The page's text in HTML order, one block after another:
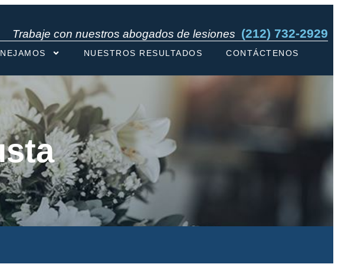
Trabaje con nuestros abogados de lesiones (212) 732-2929
NUESTROS RESULTADOS CONTÁCTENOS